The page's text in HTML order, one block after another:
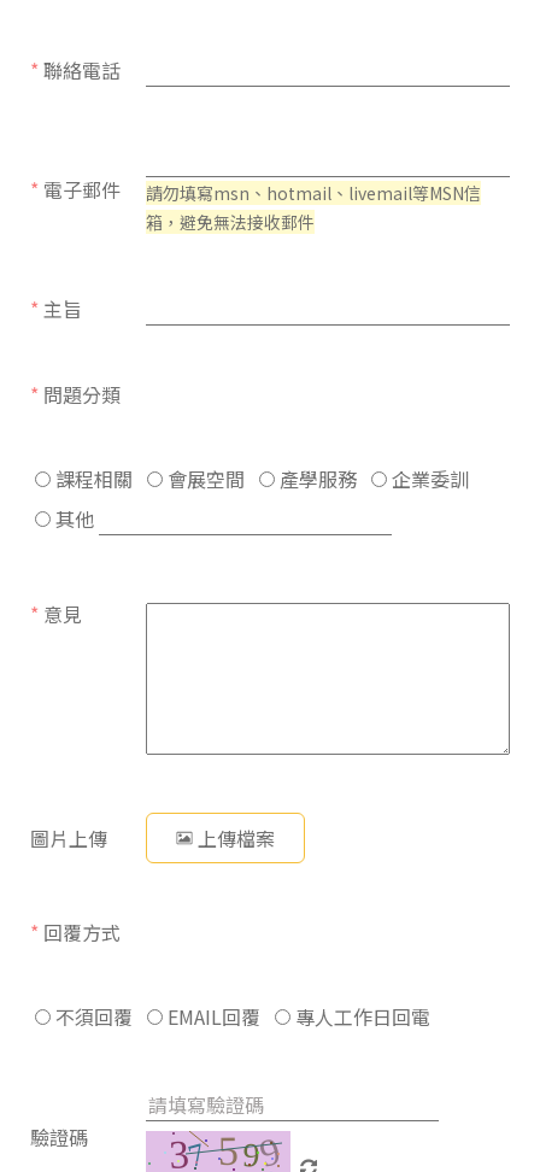
* 聯絡電話
* 電子郵件
請勿填寫msn、hotmail、livemail等MSN信
箱，避免無法接收郵件
* 主旨
* 問題分類
課程相關 會展空間 產學服務
企業委訓
其他
* 意見
圖片上傳 上傳檔案
* 回覆方式
不須回覆 EMAIL回覆 專人工作日回電
驗證碼